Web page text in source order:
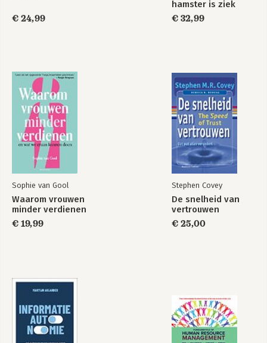
organisatie
€ 24,99
hamster is ziek
€ 32,99
Sophie van Gool
Waarom vrouwen
minder verdienen
€ 19,99
Stephen Covey
De snelheid van
vertrouwen
€ 25,00